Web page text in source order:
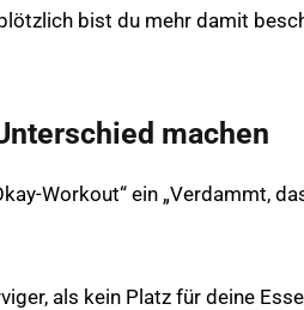
bist du mehr damit
machen
Workout“ ein „Verdammt,
als kein Platz für deine